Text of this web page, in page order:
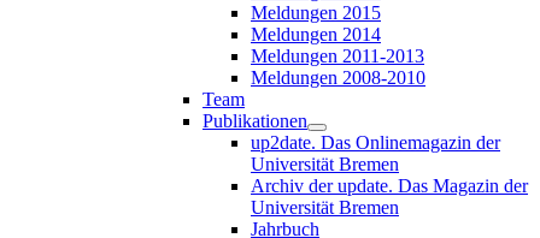
Meldungen 2015
Meldungen 2014
Meldungen 2011-2013
Meldungen 2008-2010
Team
Publikationen
up2date. Das Onlinemagazin der
Universität Bremen
Archiv der update. Das Magazin der
Universität Bremen
Jahrbuch